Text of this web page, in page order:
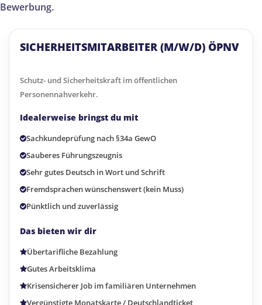
Bewerbung.
SICHERHEITSMITARBEITER (M/W/D) ÖPNV
Schutz- und Sicherheitskraft im öffentlichen
Personennahverkehr.
Idealerweise bringst du mit
Sachkundeprüfung nach §34a GewO
Sauberes Führungszeugnis
Sehr gutes Deutsch in Wort und Schrift
Fremdsprachen wünschenswert (kein Muss)
Pünktlich und zuverlässig
Das bieten wir dir
Übertarifliche Bezahlung
Gutes Arbeitsklima
Krisensicherer Job im familiären Unternehmen
Vergünstigte Monatskarte / Deutschlandticket